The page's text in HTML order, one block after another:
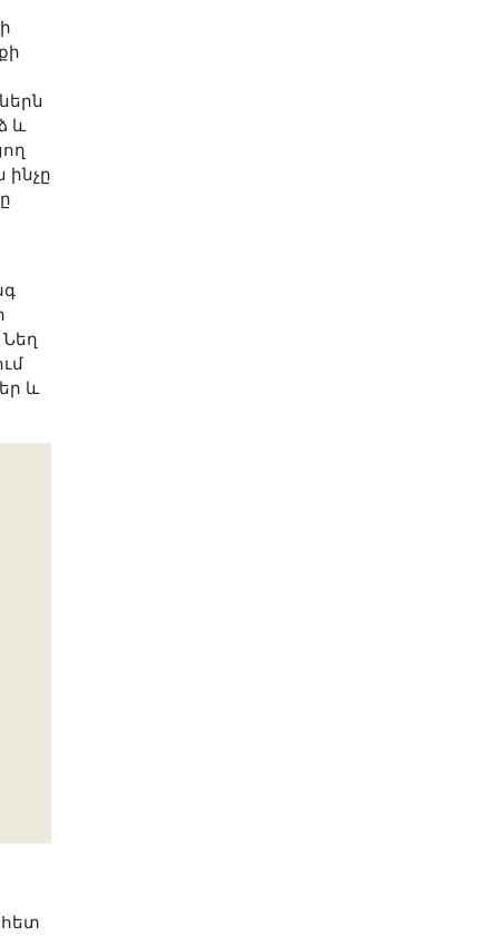
և
ինչը
և
հետ